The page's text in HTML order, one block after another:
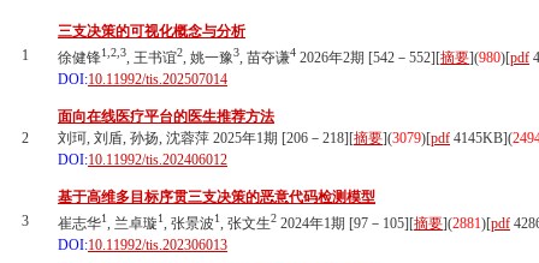
1
三支决策的可视化概念与分析
徐健锋1,2,3, 王书谊2, 姚一豫3, 苗夺谦4 2026年2期 [542－552][摘要](980)[pdf
DOI:10.11992/tis.202507014
2
面向在线医疗平台的医生推荐方法
刘珂, 刘盾, 孙扬, 沈蓉萍 2025年1期 [206－218][摘要](3079)[pdf 4145KB](
DOI:10.11992/tis.202406012
3
基于高维多目标序贯三支决策的恶意代码检测模型
崔志华1, 兰卓璇1, 张景波1, 张文生2 2024年1期 [97－105][摘要](2881)[pdf
DOI:10.11992/tis.202306013